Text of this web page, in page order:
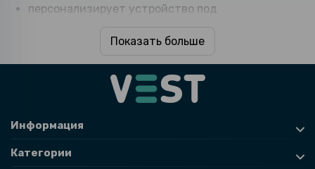
персонализирует устройство под
В ассортименте интернет-магазина VEST представлены
Критерии выбора чехла для Самсунг Гелекси S24
определяется условиями использования гаджета. Важные
Показать больше
Информация
Категории